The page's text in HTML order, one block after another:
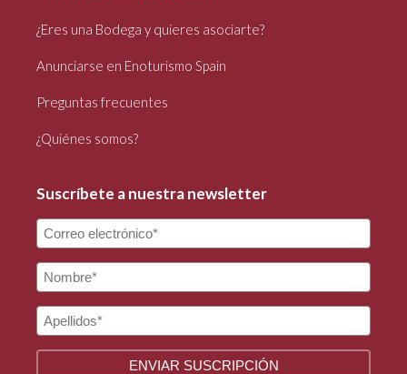
¿Eres una Bodega y quieres asociarte?
Anunciarse en Enoturismo Spain
Preguntas frecuentes
¿Quiénes somos?
Suscríbete a nuestra newsletter